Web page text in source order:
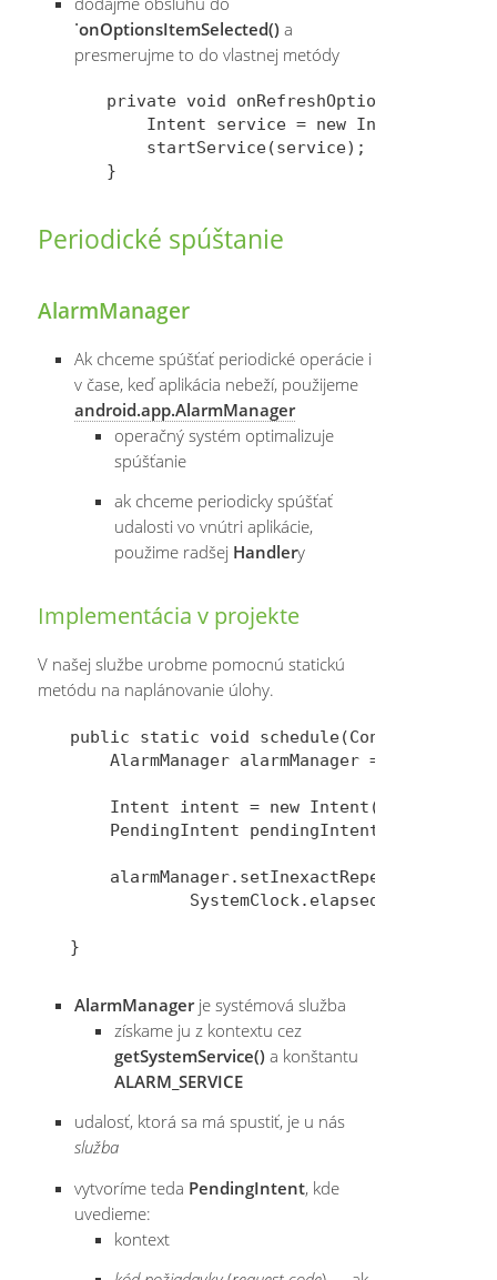
˙onOptionsItemSelected()a
presmerujme to do vlastnej metódy
private void
Intent service = new Intent(this,
    startService(service);
Periodické spúštanie
AlarmManager
Ak chceme spúšťať periodické operácie i
v čase, keď aplikácia nebeží, použijeme
android.app.AlarmManager
operačný systém optimalizuje
spúšťanie
ak chceme periodicky spúšťať
udalosti vo vnútri aplikácie,
použime radšej Handlery
Implementácia v projekte
V našej službe urobme pomocnú statickú
metódu na naplánovanie úlohy.
public static void schedule(Context
AlarmManager alarmManager =
Intent intent = new Intent(context,
PendingIntent pendingIntent =
AlarmManagerje systémová služba
získame ju z kontextu cez
getSystemService() a konštantu
ALARM_SERVICE
udalosť, ktorá sa má spustiť, je u nás
služba
vytvoríme teda PendingIntent, kde
uvedieme:
kontext